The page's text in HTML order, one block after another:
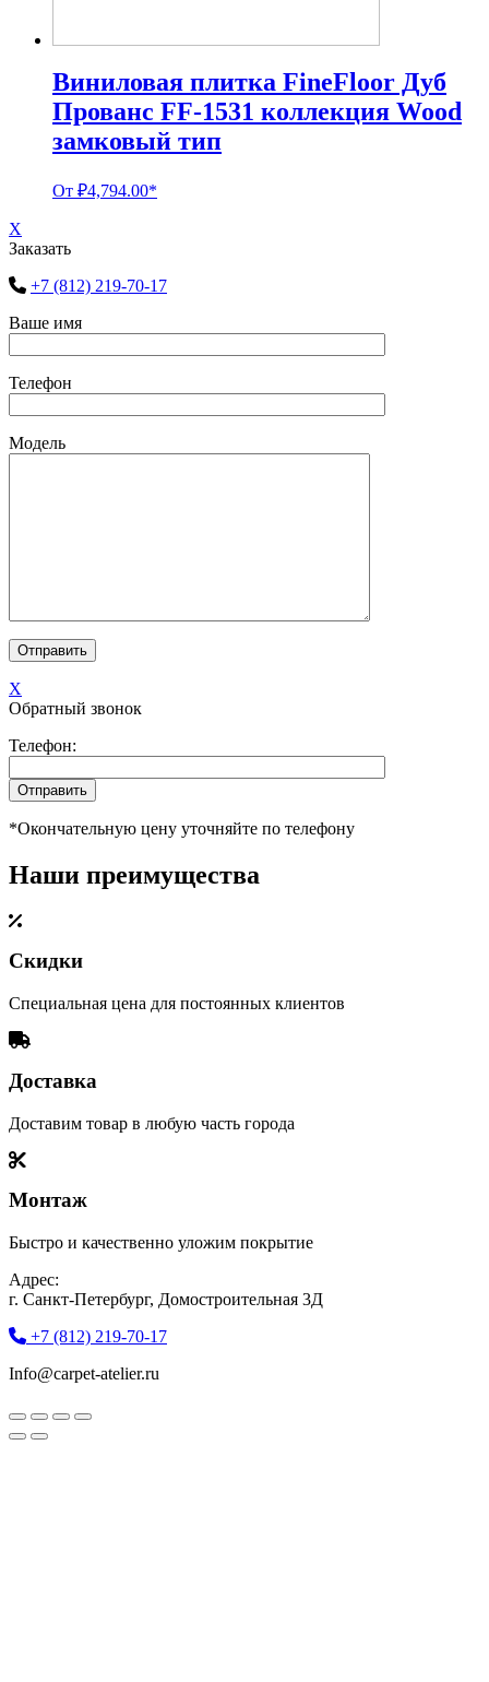
Виниловая плитка FineFloor Дуб
Прованс FF-1531 коллекция Wood
замковый тип
От ₽4,794.00*
X
Заказать
+7 (812) 219-70-17
Ваше имя
Телефон
Модель
X
Обратный звонок
Телефон:
*Окончательную цену уточняйте по телефону
Наши преимущества
Скидки
Специальная цена для постоянных клиентов
Доставка
Доставим товар в любую часть города
Монтаж
Быстро и качественно уложим покрытие
Адрес:
г. Санкт-Петербург, Домостроительная 3Д
+7 (812) 219-70-17
Info@carpet-atelier.ru